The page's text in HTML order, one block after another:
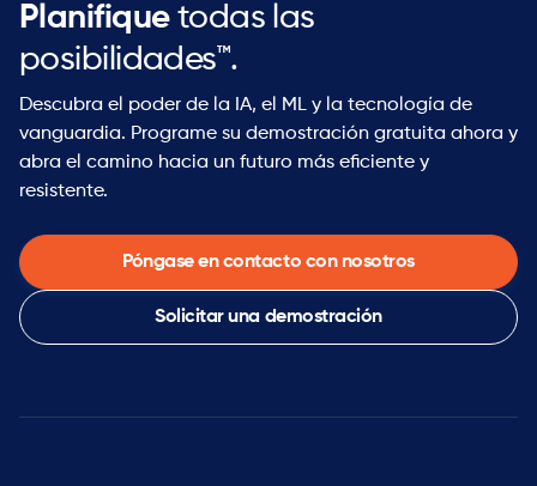
Planifique todas las
posibilidades™.
Descubra el poder de la IA, el ML y la tecnología de
vanguardia. Programe su demostración gratuita ahora y
abra el camino hacia un futuro más eficiente y
resistente.
Póngase en contacto con nosotros
Solicitar una demostración